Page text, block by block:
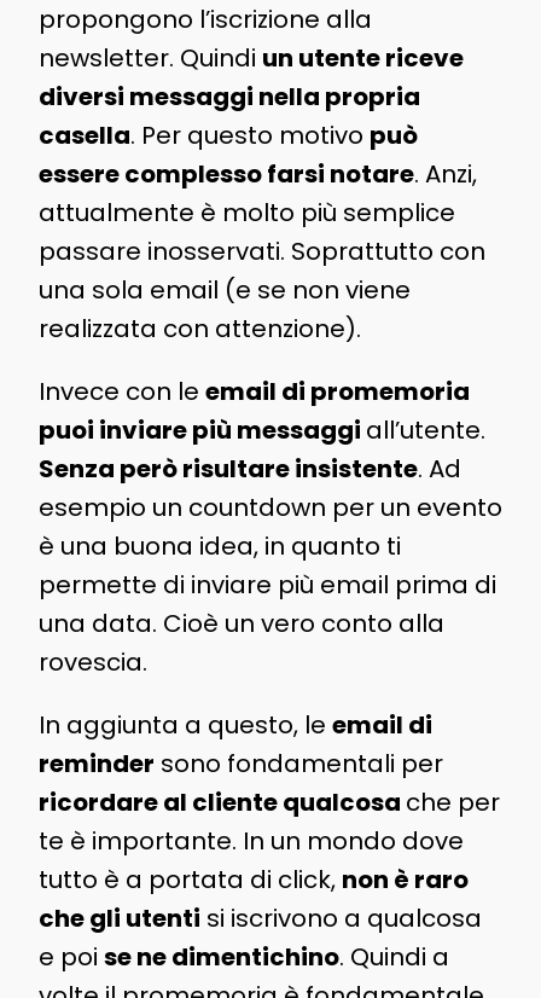
propongono l’iscrizione alla
newsletter. Quindi un utente riceve
diversi messaggi nella propria
casella. Per questo motivo può
essere complesso farsi notare. Anzi,
attualmente è molto più semplice
passare inosservati. Soprattutto con
una sola email (e se non viene
realizzata con attenzione).
Invece con le email di promemoria
puoi inviare più messaggi all’utente.
Senza però risultare insistente. Ad
esempio un countdown per un evento
è una buona idea, in quanto ti
permette di inviare più email prima di
una data. Cioè un vero conto alla
rovescia.
In aggiunta a questo, le email di
reminder sono fondamentali per
ricordare al cliente qualcosa che per
te è importante. In un mondo dove
tutto è a portata di click, non è raro
che gli utenti si iscrivono a qualcosa
e poi se ne dimentichino. Quindi a